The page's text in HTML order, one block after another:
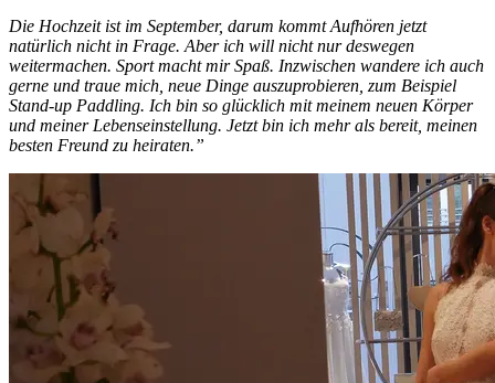
Die Hochzeit ist im September, darum kommt Aufhören jetzt
natürlich nicht in Frage. Aber ich will nicht nur deswegen
weitermachen. Sport macht mir Spaß. Inzwischen wandere ich auch
gerne und traue mich, neue Dinge auszuprobieren, zum Beispiel
Stand-up Paddling. Ich bin so glücklich mit meinem neuen Körper
und meiner Lebenseinstellung. Jetzt bin ich mehr als bereit, meinen
besten Freund zu heiraten.”